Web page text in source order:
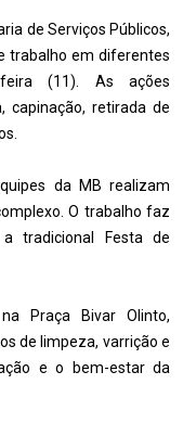
de Serviços Públicos,
trabalho em diferentes
(11). As ações
capinação, retirada de
da MB realizam
O trabalho faz
tradicional Festa de
Praça Bivar Olinto,
de limpeza, varrição e
e o bem-estar da